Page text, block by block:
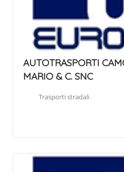
AUTOTRASPORTI
MARIO & C. SNC
Trasporti stradali